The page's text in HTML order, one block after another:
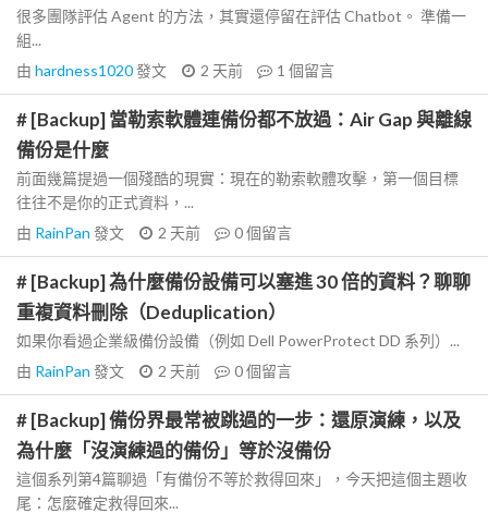
很多團隊評估 Agent 的方法，其實還停留在評估 Chatbot。 準備一
組...
由 hardness1020發文 2 天前 1 個留言
# [Backup] 當勒索軟體連備份都不放過：Air Gap 與離線
備份是什麼
前面幾篇提過一個殘酷的現實：現在的勒索軟體攻擊，第一個目標
往往不是你的正式資料，...
由 RainPan 發文 2 天前 0個留言
# [Backup] 為什麼備份設備可以塞進 30 倍的資料？聊聊
重複資料刪除（Deduplication）
如果你看過企業級備份設備（例如 Dell PowerProtect DD 系列）...
由 RainPan 發文 2 天前 0個留言
# [Backup] 備份界最常被跳過的一步：還原演練，以及
為什麼「沒演練過的備份」等於沒備份
這個系列第4篇聊過「有備份不等於救得回來」，今天把這個主題收
尾：怎麼確定救得回來...